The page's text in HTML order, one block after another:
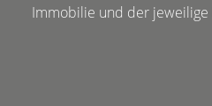
Immobilie und der jeweilige